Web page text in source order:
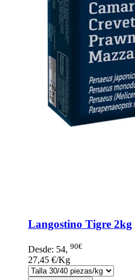
Langostino Tigre 2kg
Desde: 54, 90€
27,45 €/Kg